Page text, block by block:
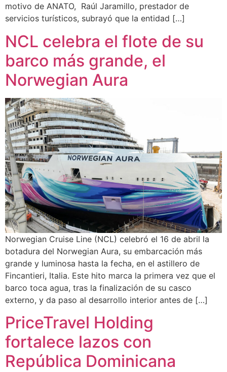
motivo de ANATO, Raúl Jaramillo, prestador de
servicios turísticos, subrayó que la entidad […]
NCL celebra el flote de su
barco más grande, el
Norwegian Aura
Norwegian Cruise Line (NCL) celebró el 16 de abril la
botadura del Norwegian Aura, su embarcación más
grande y luminosa hasta la fecha, en el astillero de
Fincantieri, Italia. Este hito marca la primera vez que el
barco toca agua, tras la finalización de su casco
externo, y da paso al desarrollo interior antes de […]
PriceTravel Holding
fortalece lazos con
República Dominicana